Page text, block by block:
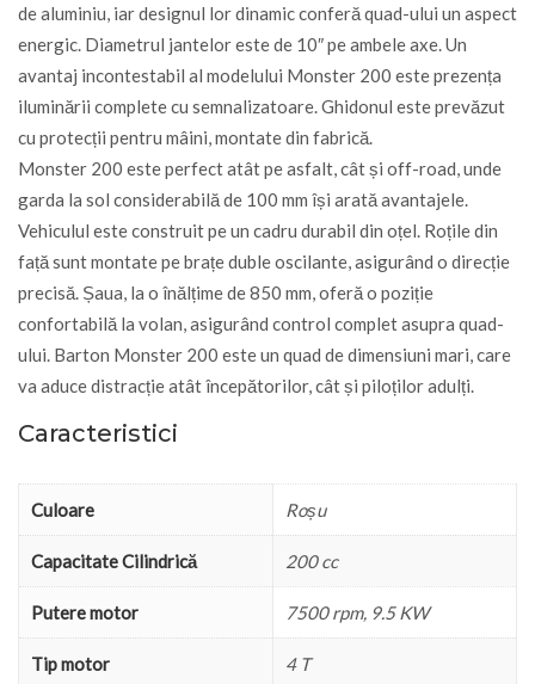
de aluminiu, iar designul lor dinamic conferă quad-ului un aspect
energic. Diametrul jantelor este de 10″ pe ambele axe. Un
avantaj incontestabil al modelului Monster 200 este prezența
iluminării complete cu semnalizatoare. Ghidonul este prevăzut
cu protecții pentru mâini, montate din fabrică.
Monster 200 este perfect atât pe asfalt, cât și off-road, unde
garda la sol considerabilă de 100 mm își arată avantajele.
Vehiculul este construit pe un cadru durabil din oțel. Roțile din
față sunt montate pe brațe duble oscilante, asigurând o direcție
precisă. Șaua, la o înălțime de 850 mm, oferă o poziție
confortabilă la volan, asigurând control complet asupra quad-
ului. Barton Monster 200 este un quad de dimensiuni mari, care
va aduce distracție atât începătorilor, cât și piloților adulți.
Caracteristici
Culoare Roșu
Capacitate Cilindrică 200 cc
Putere motor 7500 rpm, 9.5 KW
Tip motor 4 T